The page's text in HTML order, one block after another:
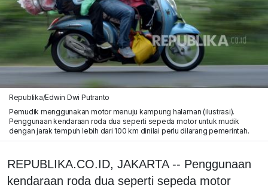
Republika/Edwin Dwi Putranto
Pemudik menggunakan motor menuju kampung halaman (ilustrasi).
Penggunaan kendaraan roda dua seperti sepeda motor untuk mudik
dengan jarak tempuh lebih dari 100 km dinilai perlu dilarang pemerintah.
REPUBLIKA.CO.ID, JAKARTA -- Penggunaan
kendaraan roda dua seperti sepeda motor